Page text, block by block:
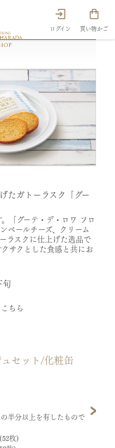
ログイン 買い物かご
たガトーラスク「グー
「グーテ・デ・ロワ フロ
ベールチーズ、クリーム
ラスクに仕上げた逸品で
サクとした食感と共にお
ちら
セット/化粧缶
半分以上を有したもので
枚)